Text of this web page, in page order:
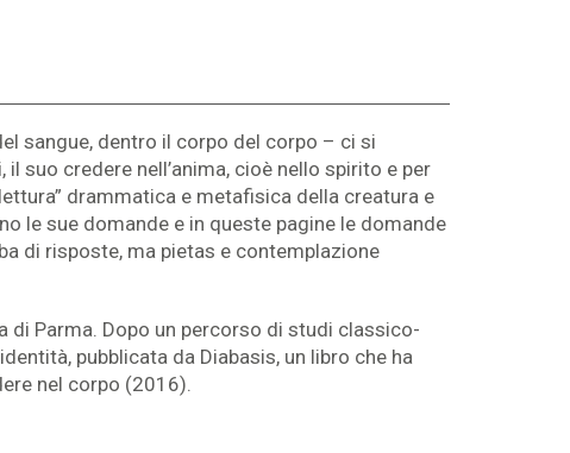
sangue, dentro il corpo del corpo – ci si
suo credere nell’anima, cioè nello spirito e per
drammatica e metafisica della creatura e
le sue domande e in queste pagine le domande
di risposte, ma pietas e contemplazione
di Parma. Dopo un percorso di studi classico-
pubblicata da Diabasis, un libro che ha
nel corpo (2016).